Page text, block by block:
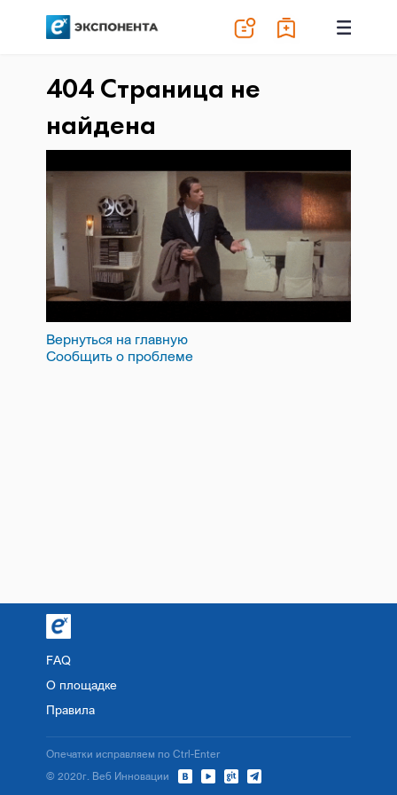
404 Страница не
найдена
Вернуться на главную
Сообщить о проблеме
FAQ
О площадке
Правила
© 2020г. Веб Инновации
Опечатки исправляем по Ctrl-Enter